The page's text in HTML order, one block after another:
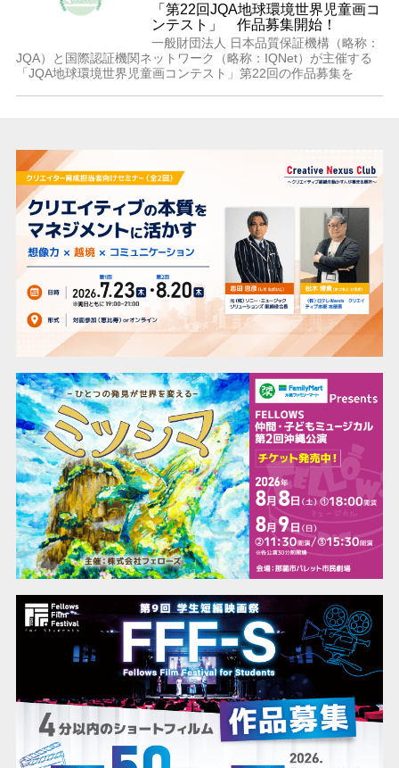
「第22回JQA地球環境世界児童画コ
ンテスト」 作品募集開始！
一般財団法人 日本品質保証機構（略称：
JQA）と国際認証機関ネットワーク（略称：IQNet）が主催する
「JQA地球環境世界児童画コンテスト」第22回の作品募集を